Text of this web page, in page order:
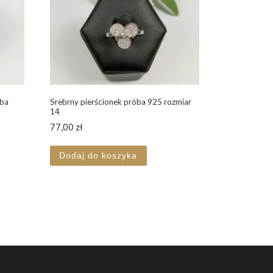
Srebrny pierścionek próba 925 rozmiar
14
77,00 zł
Dodaj do koszyka